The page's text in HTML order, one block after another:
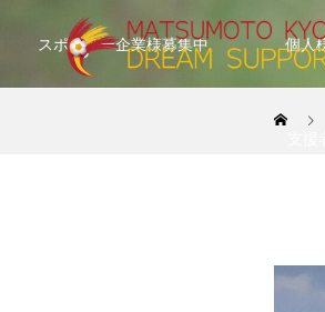
スポンサー企業様募集中 個人